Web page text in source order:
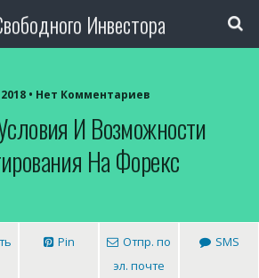
Инвестора
• Нет Комментариев
И Возможности
На Форекс
Pin
Отпр. по
эл. почте
SMS